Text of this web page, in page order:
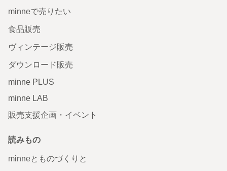
minneで売りたい
食品販売
ヴィンテージ販売
ダウンロード販売
minne PLUS
minne LAB
販売支援企画・イベント
読みもの
minneとものづくりと